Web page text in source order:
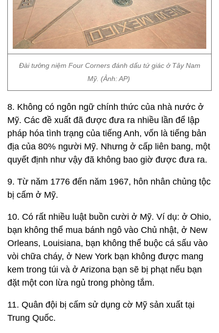
Đài tưởng niệm Four Corners đánh dấu tứ giác ở Tây Nam
Mỹ. (Ảnh: AP)
8. Không có ngôn ngữ chính thức của nhà nước ở
Mỹ. Các đề xuất đã được đưa ra nhiều lần để lập
pháp hóa tình trạng của tiếng Anh, vốn là tiếng bản
địa của 80% người Mỹ. Nhưng ở cấp liên bang, một
quyết định như vậy đã không bao giờ được đưa ra.
9. Từ năm 1776 đến năm 1967, hôn nhân chủng tộc
bị cấm ở Mỹ.
10. Có rất nhiều luật buồn cười ở Mỹ. Ví dụ: ở Ohio,
bạn không thể mua bánh ngô vào Chủ nhật, ở New
Orleans, Louisiana, bạn không thể buộc cá sấu vào
vòi chữa cháy, ở New York bạn không được mang
kem trong túi và ở Arizona bạn sẽ bị phạt nếu bạn
đặt một con lừa ngủ trong phòng tắm.
11. Quân đội bị cấm sử dụng cờ Mỹ sản xuất tại
Trung Quốc.